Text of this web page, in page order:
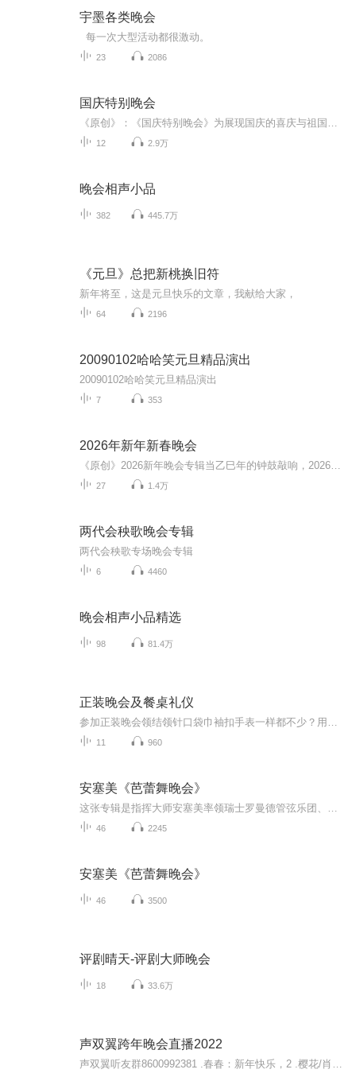
宇墨各类晚会
每一次大型活动都很激动。
23 2086
国庆特别晚会
12 2.9万
晚会相声小品
382 445.7万
《元旦》总把新桃换旧符
新年将至，这是元旦快乐的文章，我献给大家，
64 2196
20090102哈哈笑元旦精品演出
20090102哈哈笑元旦精品演出
7 353
2026年新年新春晚会
27 1.4万
两代会秧歌晚会专辑
两代会秧歌专场晚会专辑
6 4460
晚会相声小品精选
98 81.4万
正装晚会及餐桌礼仪
11 960
安塞美《芭蕾舞晚会》
46 2245
安塞美《芭蕾舞晚会》
46 3500
评剧晴天-评剧大师晚会
18 33.6万
声双翼跨年晚会直播2022